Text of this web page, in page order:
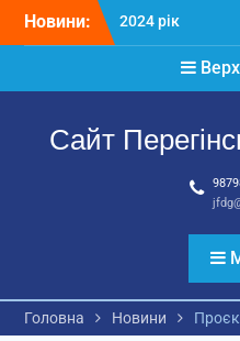
Новини:
2024 рік
Матеріали
Сайт
Головна Новини